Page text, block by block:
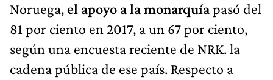
Noruega, el apoyo a la monarquíapasó del
81 por ciento en 2017, a un 67 por ciento,
según una encuesta reciente de NRK. la
cadena pública de ese país. Respecto a